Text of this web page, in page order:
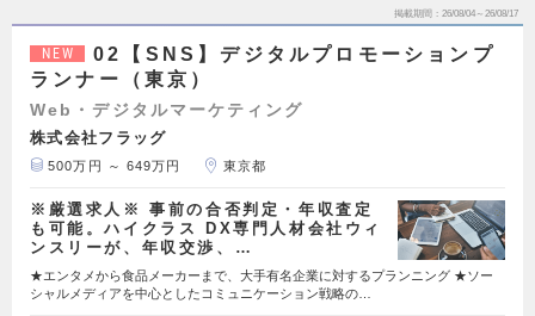
掲載期間 26/08/04～26/08/17
NEW
02【SNS】デジタルプロモーションプ
ランナー（東京）
Web・デジタルマーケティング
株式会社フラッグ
500万円 ～ 649万円 東京都
※厳選求人※ 事前の合否判定・年収査定
も可能。ハイクラス DX専門人材会社ウィ
ンスリーが、年収交渉、…
★エンタメから食品メーカーまで、大手有名企業に対するプランニング ★ソー
シャルメディアを中心としたコミュニケーション戦略の…